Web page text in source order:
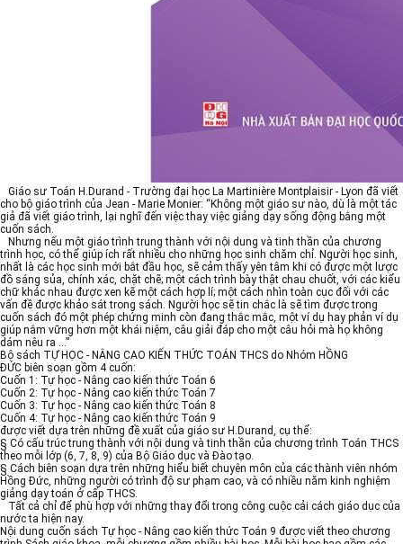
Giáo sư Toán H.Durand - Trường đại học La Martinière Montplaisir - Lyon đã viết
cho bộ giáo trình của Jean - Marie Monier: “Không một giáo sư nào, dù là một tác
giả đã viết giáo trình, lại nghĩ đến việc thay việc giảng dạy sống động bằng một
cuốn sách.
Nhưng nếu một giáo trình trung thành với nội dung và tinh thần của chương
trình học, có thể giúp ích rất nhiều cho những học sinh chăm chỉ. Người học sinh,
nhất là các học sinh mới bắt đầu học, sẽ cảm thấy yên tâm khi có được một lược
đồ sáng sủa, chính xác, chặt chẽ; một cách trình bày thật chau chuốt, với các kiểu
chữ khác nhau được xen kẽ một cách hợp lí; một cách nhìn toàn cục đối với các
vấn đề được khảo sát trong sách. Người học sẽ tin chắc là sẽ tìm được trong
cuốn sách đó một phép chứng minh còn đang thắc mắc, một ví dụ hay phản ví dụ
giúp nắm vững hơn một khái niệm, câu giải đáp cho một câu hỏi mà họ không
dám nêu ra ...”
Bộ sách TỰ HỌC - NÂNG CAO KIẾN THỨC TOÁN THCS do Nhóm HỒNG
ĐỨC biên soạn gồm 4 cuốn:
Cuốn 1: Tự học - Nâng cao kiến thức Toán 6
Cuốn 2: Tự học - Nâng cao kiến thức Toán 7
Cuốn 3: Tự học - Nâng cao kiến thức Toán 8
Cuốn 4: Tự học - Nâng cao kiến thức Toán 9
được viết dựa trên những đề xuất của giáo sư H.Durand, cụ thể:
§ Có cấu trúc trung thành với nội dung và tinh thần của chương trình Toán THCS
theo mỗi lớp (6, 7, 8, 9) của Bộ Giáo dục và Đào tạo.
§ Cách biên soạn dựa trên những hiểu biết chuyên môn của các thành viên nhóm
Hồng Đức, những người có trình độ sư phạm cao, và có nhiều năm kinh nghiệm
giảng dạy toán ở cấp THCS.
Tất cả chỉ để phù hợp với những thay đổi trong công cuộc cải cách giáo dục của
nước ta hiện nay.
Nội dung cuốn sách Tự học - Nâng cao kiến thức Toán 9 được viết theo chương